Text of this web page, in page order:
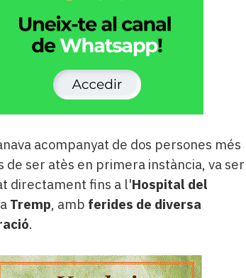
acompanyat de dos persones més
de ser atès en primera instància, va ser
directament fins a l'Hospital del
Tremp, amb ferides de diversa
.